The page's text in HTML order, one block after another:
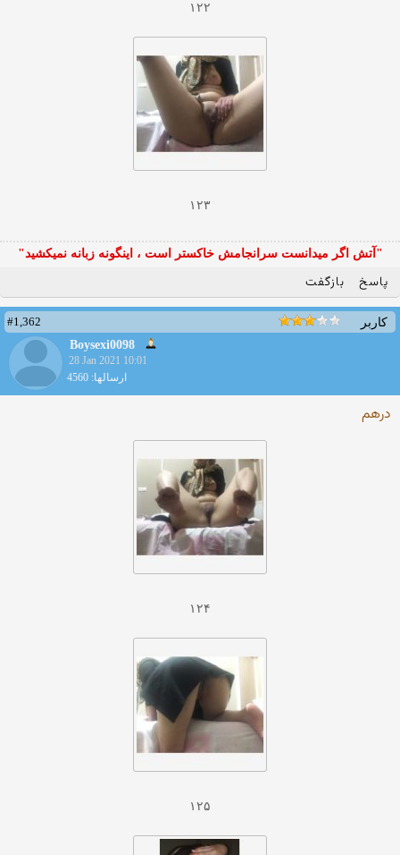
۱۲۲
۱۲۳
"آتش اگر ميدانست سرانجامش خاكستر است ، اينگونه زبانه نميكشيد"
پاسخ بازگفت
کاربر
#1,362
Boysexi0098
28 Jan 2021 10:01
ارسالها: 4560
درهم
۱۲۴
۱۲۵